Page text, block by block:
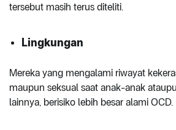
tersebut masih terus diteliti.
Lingkungan
Mereka yang mengalami riwayat
maupun seksual saat anak-anak
lainnya, berisiko lebih besar alami OCD.